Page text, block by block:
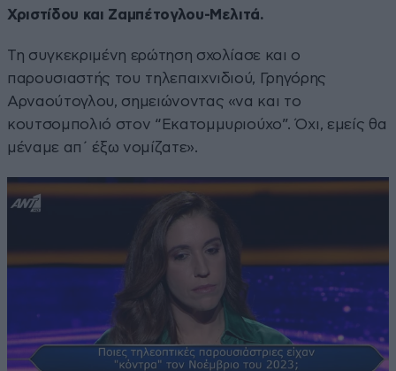
Χριστίδου και Ζαμπέτογλου-Μελιτά.
Τη συγκεκριμένη ερώτηση σχολίασε και ο
παρουσιαστής του τηλεπαιχνιδιού, Γρηγόρης
Αρναούτογλου, σημειώνοντας «να και το
κουτσομπολιό στον “Εκατομμυριούχο”. Όχι, εμείς θα
μέναμε απ΄ έξω νομίζατε».